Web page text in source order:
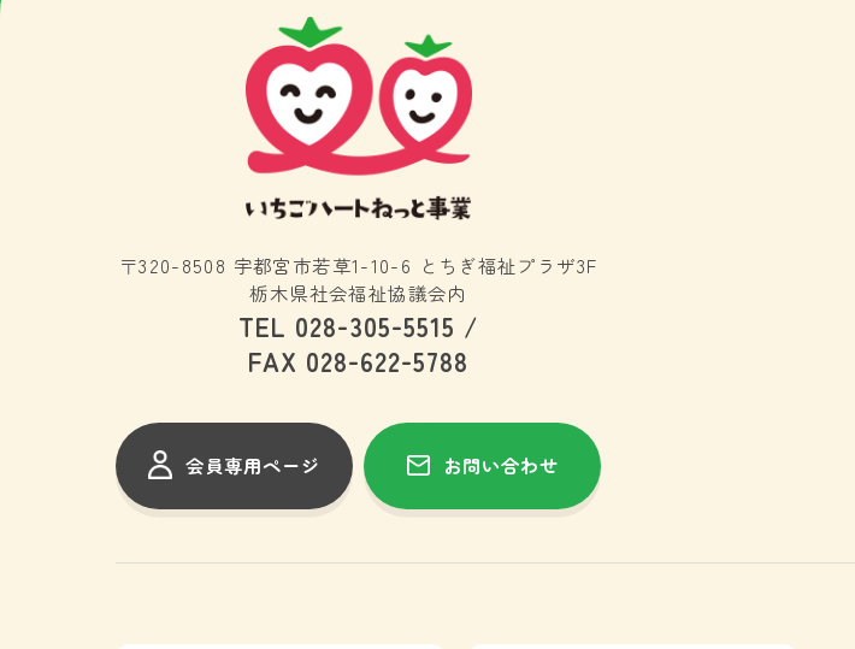
〒320-8508 宇都宮市若草1-10-6 とちぎ福祉プラザ3F
栃木県社会福祉協議会内
TEL 028-305-5515 /
FAX 028-622-5788
会員専用ページ お問い合わせ